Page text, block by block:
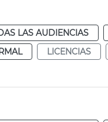
LAS AUDIENCIAS
LICENCIAS